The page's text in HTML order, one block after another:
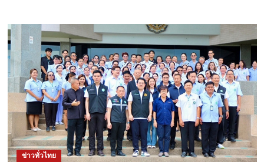
ข่าวทั่วไทย